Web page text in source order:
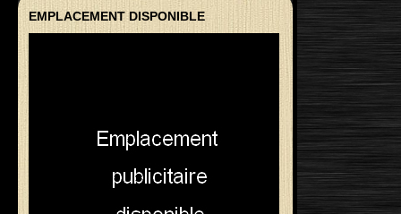
EMPLACEMENT DISPONIBLE